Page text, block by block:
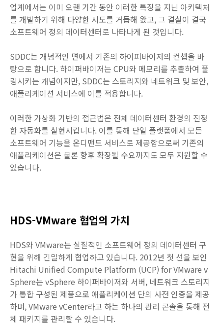
업계에서는 이미 오랜 기간 동안 이러한 특징을 지닌 아키텍처
를 개발하기 위해 다양한 시도를 거듭해 왔고, 그 결실이 결국
소프트웨어 정의 데이터센터로 나타나게 된 것입니다.
SDDC는 개념적인 면에서 기존의 하이퍼바이저의 컨셉을 바
탕으로 합니다. 하이퍼바이저는 CPU와 메모리를 추출하여 풀
링시키는 개념이지만, SDDC는 스토리지와 네트워크 및 보안,
애플리케이션 서비스에 이를 적용합니다.
이러한 가상화 기반의 접근법은 전체 데이터센터 환경의 진정
한 자동화를 실현시킵니다. 이를 통해 단일 플랫폼에서 모든
소프트웨어 기능을 온디맨드 서비스로 제공함으로써 기존의
애플리케이션은 물론 향후 확장될 수요까지도 모두 지원할 수
있습니다.
HDS-VMware 협업의 가치
HDS와 VMware는 실질적인 소프트웨어 정의 데이터센터 구
현을 위해 긴밀하게 협업하고 있습니다. 2012년 첫 선을 보인
Hitachi Unified Compute Platform (UCP) for VMware v
Sphere는 vSphere 하이퍼바이저와 서버, 네트워크 스토리지
가 통합 구성된 제품으로 애플리케이션 단의 사전 인증을 제공
하며, VMware vCenter라고 하는 하나의 관리 콘솔을 통해 전
체 패키지를 관리할 수 있습니다.